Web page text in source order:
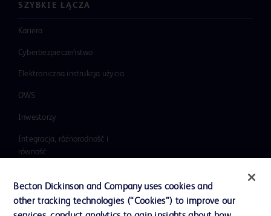
SZYBKIE ŁĄCZA
Kariera
Cyberbezpieczeństwo
Elektroniczna instrukcja użycia
OWS
Inwestorzy
Integracja, różnorodność i
równość
Nasza firma
Becton Dickinson and Company uses cookies and
other tracking technologies (“Cookies”) to improve our